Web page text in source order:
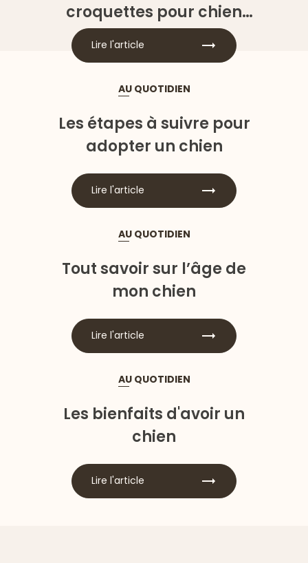
croquettes pour chien
adulte ?
Lire l'article
AU QUOTIDIEN
Les étapes à suivre pour
adopter un chien
Lire l'article
AU QUOTIDIEN
Tout savoir sur l’âge de
mon chien
Lire l'article
AU QUOTIDIEN
Les bienfaits d'avoir un
chien
Lire l'article